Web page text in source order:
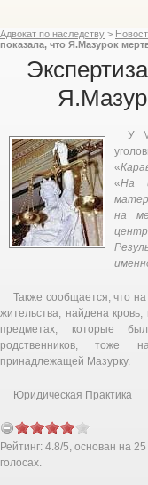
Адвокат по наследству >
показала, что Я.Мазурок
У
«
«На
на
Также сообщается, что
жительства, найдена
предметах, которые
родственников, тоже
принадлежащей Мазурку.
Юридическая Практика
Рейтинг: 4.8/5, основан на 25
голосах.